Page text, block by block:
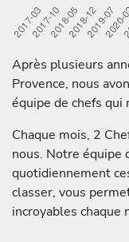
Après plusieurs
Provence, nous
équipe de chefs qui
Chaque mois, 2
nous. Notre équipe
quotidiennement
classer, vous
incroyables chaque